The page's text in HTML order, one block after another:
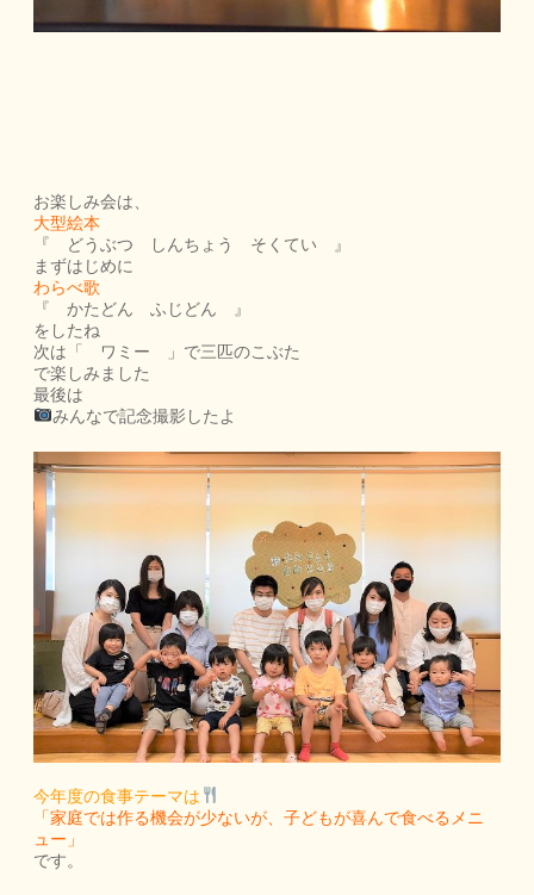
お楽しみ会は、
大型絵本
『 どうぶつ しんちょう そくてい 』
まずはじめに
わらべ歌
『 かたどん ふじどん 』
をしたね
次は「 ワミー 」で三匹のこぶた
で楽しみました
最後は
みんなで記念撮影したよ
今年度の食事テーマは
「家庭では作る機会が少ないが、子どもが喜んで食べるメニ
ュー」
です。